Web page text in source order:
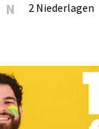
N 2 Niederlagen